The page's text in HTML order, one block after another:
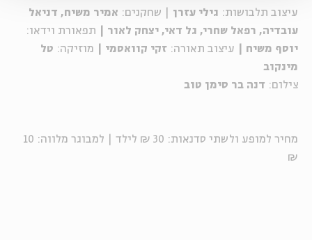
עיצוב תלבושות: גילי עזרן | שחקנים: אמיר משיח, דניאל
עובדיה, רפאל שחרי, גל דאי, יצחק לאור | תפאורת וידאו:
יוסף משיח | עיצוב תאורה: זקי קוואסמי | מוזיקה: טל
מינקוב
צילום: דנה בר סימן טוב
מחיר למופע ולשתי סדנאות: 30 ₪ לילד | למבוגר מלווה: 10
₪